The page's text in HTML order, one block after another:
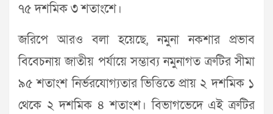
৭৫ দশমিক ৩ শতাংশে।
জরিপে আরও বলা হয়েছে, নমুনা নকশার প্রভাব
বিবেচনায় জাতীয় পর্যায়ে সম্ভাব্য নমুনাগত ত্রুটির সীমা
৯৫ শতাংশ নির্ভরযোগ্যতার ভিত্তিতে প্রায় ২ দশমিক ১
থেকে ২ দশমিক ৪ শতাংশ। বিভাগভেদে এই ত্রুটির